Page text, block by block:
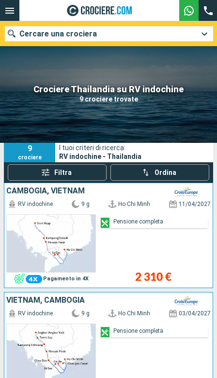
Crociere Thailandia su RV indochine
9 crociere trovate
Cercare una crociera
Le nostre destinazioni
Mesi di partenza
Porti Compagnie
Ricerca
9
crociere
I tuoi criteri di ricerca:
RV indochine - Thailandia
Filtra Ordina
CAMBOGIA, VIETNAM
Pagamento in 4X
RV indochine 9 g Ho Chi Minh 11/04/2027
2 310 €
Pensione completa
VIETNAM, CAMBOGIA
RV indochine 9 g Ho Chi Minh 03/04/2027
Pensione completa